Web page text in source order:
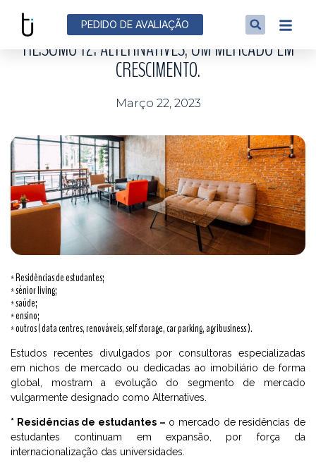
PEDIDO DE AVALIAÇÃO
NOTÍCIAS
RE:SUMO 12: ALTERNATIVES, UM MERCADO EM
CRESCIMENTO.
Março 22, 2023
* Residências de estudantes;
* sénior living;
* saúde;
* ensino;
* outros ( data centres, renováveis, self storage, car parking, agribusiness ).
Estudos recentes divulgados por consultoras especializadas
em nichos de mercado ou dedicadas ao imobiliário de forma
global, mostram a evolução do segmento de mercado
vulgarmente designado como Alternatives.
* Residências de estudantes – o mercado de residências de
estudantes continuam em expansão, por força da
internacionalização das universidades.